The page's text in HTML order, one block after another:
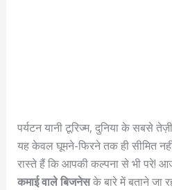
पर्यटन यानी टूरिज्म, दुनिया के सबसे
यह केवल घूमने-फिरने तक ही सीमित
रास्ते हैं कि आपकी कल्पना से भी परे!
कमाई वाले बिजनेसके बारे में बताने जा